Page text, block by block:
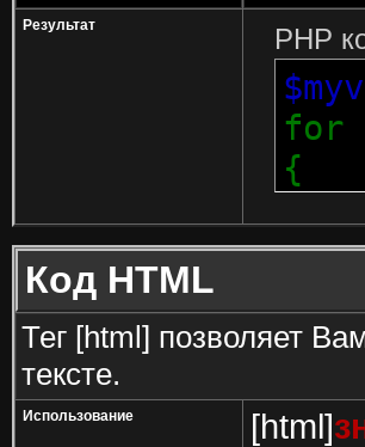
Результат PHP
for
{
}
Код HTML
Тег [html] позволяет
тексте.
Использование [html]